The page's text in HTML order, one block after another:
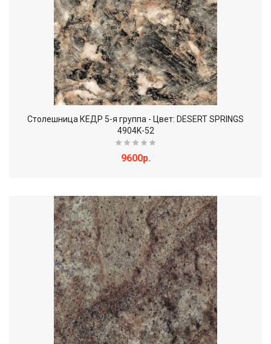
Столешница КЕДР 5-я группа - Цвет: DESERT SPRINGS
4904K-52
9600р.